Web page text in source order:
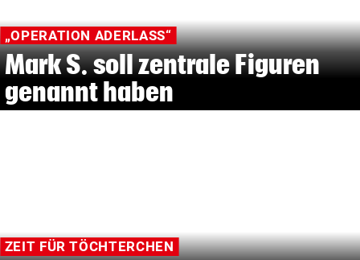
„OPERATION ADERLASS“
Mark S. soll zentrale Figuren
genannt haben
ZEIT FÜR TÖCHTERCHEN